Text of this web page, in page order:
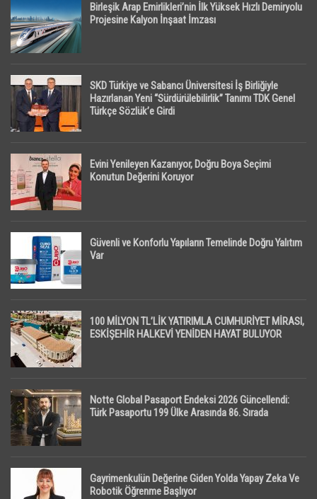
Birleşik Arap Emirlikleri’nin İlk Yüksek Hızlı Demiryolu
Projesine Kalyon İnşaat İmzası
SKD Türkiye ve Sabancı Üniversitesi İş Birliğiyle
Hazırlanan Yeni “Sürdürülebilirlik” Tanımı TDK Genel
Türkçe Sözlük’e Girdi
Evini Yenileyen Kazanıyor, Doğru Boya Seçimi
Konutun Değerini Koruyor
Güvenli ve Konforlu Yapıların Temelinde Doğru Yalıtım
Var
100 MİLYON TL’LİK YATIRIMLA CUMHURİYET MİRASI,
ESKİŞEHİR HALKEVİ YENİDEN HAYAT BULUYOR
Notte Global Pasaport Endeksi 2026 Güncellendi:
Türk Pasaportu 199 Ülke Arasında 86. Sırada
Gayrimenkulün Değerine Giden Yolda Yapay Zeka Ve
Robotik Öğrenme Başlıyor